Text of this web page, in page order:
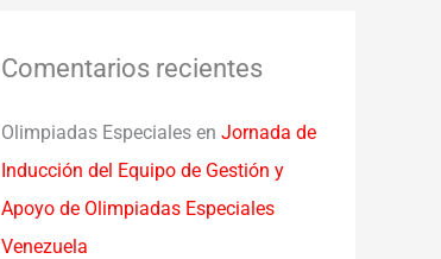
Comentarios recientes
Olimpiadas Especiales en Jornada de
Inducción del Equipo de Gestión y
Apoyo de Olimpiadas Especiales
Venezuela